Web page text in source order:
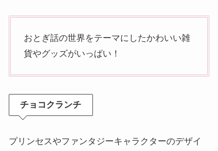
おとぎ話の世界をテーマにしたかわいい雑
貨やグッズがいっぱい！
チョコクランチ
プリンセスやファンタジーキャラクターのデザイ